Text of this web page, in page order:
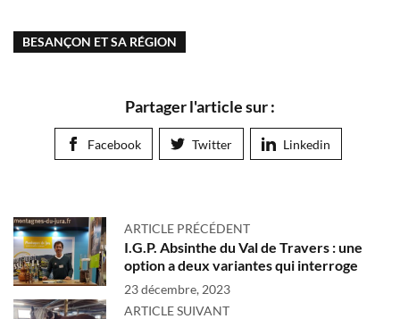
BESANÇON ET SA RÉGION
Partager l'article sur :
Facebook Twitter Linkedin
ARTICLE PRÉCÉDENT
I.G.P. Absinthe du Val de Travers : une
option a deux variantes qui interroge
23 décembre, 2023
ARTICLE SUIVANT